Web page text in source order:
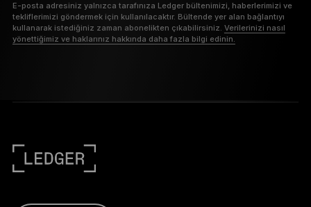
E-posta adresiniz yalnızca tarafınıza Ledger bültenimizi, haberlerimizi ve
tekliflerimizi göndermek için kullanılacaktır. Bültende yer alan bağlantıyı
kullanarak istediğiniz zaman abonelikten çıkabilirsiniz. Verilerinizi nasıl
yönettiğimiz ve haklarınız hakkında daha fazla bilgi edinin.